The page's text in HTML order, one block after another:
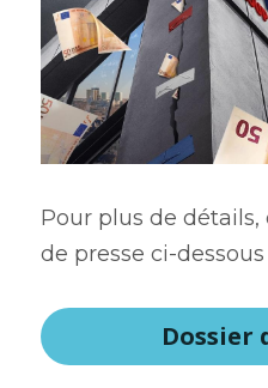
Pour plus de
de presse ci-dessous
Dossier